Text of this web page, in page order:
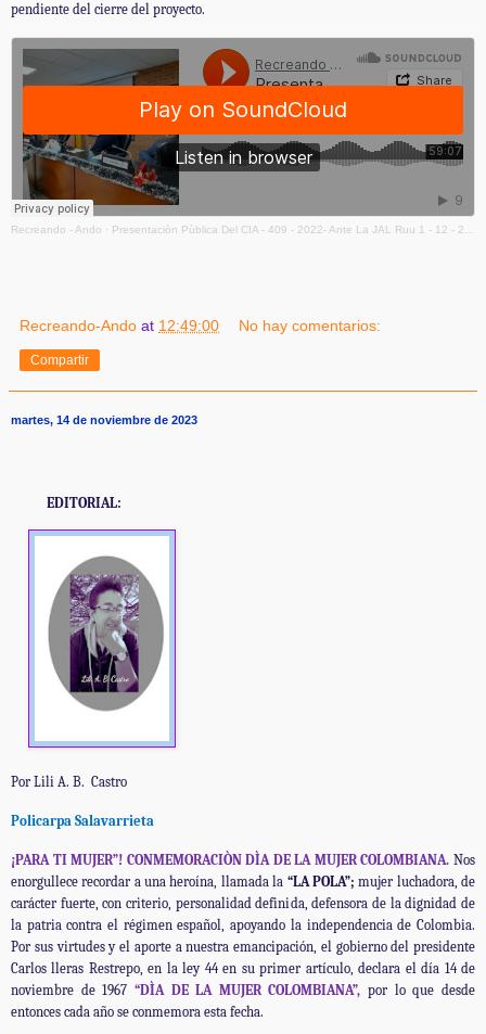
pendiente del cierre del proyecto.
Recreando - Ando · Presentaciòn Pùblica Del CIA - 409 - 2022- Ante La JAL Ruu 1 - 12 - 2023 - 11 Mezcla
Recreando-Ando at 12:49:00 No hay comentarios:
Compartir
martes, 14 de noviembre de 2023
EDITORIAL:
Por Lili A. B. Castro
Policarpa Salavarrieta
¡PARA TI MUJER”! CONMEMORACIÒN DÌA DE LA MUJER COLOMBIANA. Nos
enorgullece recordar a una heroína, llamada la “LA POLA”;mujer luchadora, de
carácter fuerte, con criterio, personalidad definida, defensora de la dignidad de
la patria contra el régimen español, apoyando la independencia de Colombia.
Por sus virtudes y el aporte a nuestra emancipación, el gobierno del presidente
Carlos lleras Restrepo, en la ley 44 en su primer artículo, declara el día 14 de
noviembre de 1967 “DÌA DE LA MUJER COLOMBIANA”,por lo quedesde
entonces cada año se conmemora esta fecha.